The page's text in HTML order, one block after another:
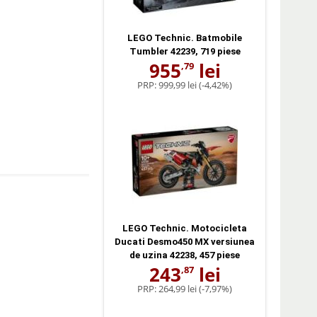
LEGO Technic. Batmobile
Tumbler 42239, 719 piese
955,79lei
PRP:999,99 lei(-4,42%)
LEGO Technic. Motocicleta
Ducati Desmo450 MX versiunea
de uzina 42238, 457 piese
243,87lei
PRP:264,99 lei(-7,97%)